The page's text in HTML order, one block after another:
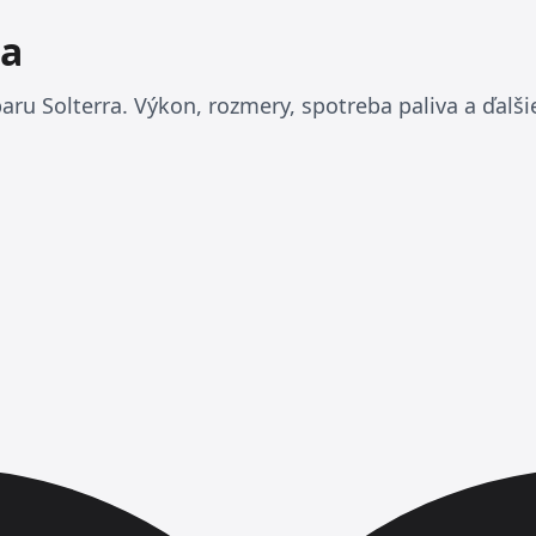
Solterra. Výkon, rozmery, spotreba paliva a